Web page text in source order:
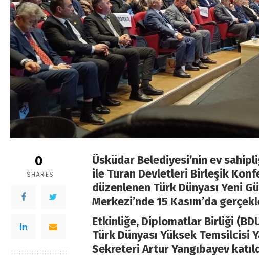
0
SHARES
Üsküdar Belediyesi’nin ev
ile Turan Devletleri Birleşik
düzenlenen Türk Dünyası Yeni
Merkezi’nde 15 Kasım’da
Etkinliğe, Diplomatlar Birliği
Türk Dünyası Yüksek Temsilcisi
Sekreteri Artur Yangıbayev